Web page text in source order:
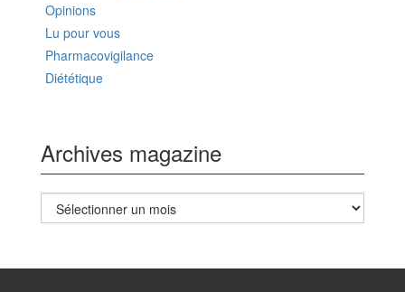
Opinions
Lu pour vous
Pharmacovigilance
Diététique
Archives magazine
Archives
magazine